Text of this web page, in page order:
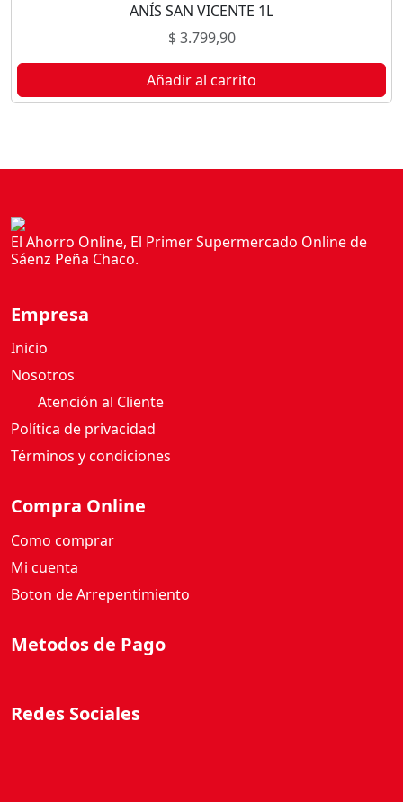
ANÍS SAN VICENTE 1L
$3.799,90
Añadir al carrito
El Ahorro Online, El Primer Supermercado Online de
Sáenz Peña Chaco.
Empresa
Inicio
Nosotros
Atención al Cliente
Política de privacidad
Términos y condiciones
Compra Online
Como comprar
Mi cuenta
Boton de Arrepentimiento
Metodos de Pago
Redes Sociales